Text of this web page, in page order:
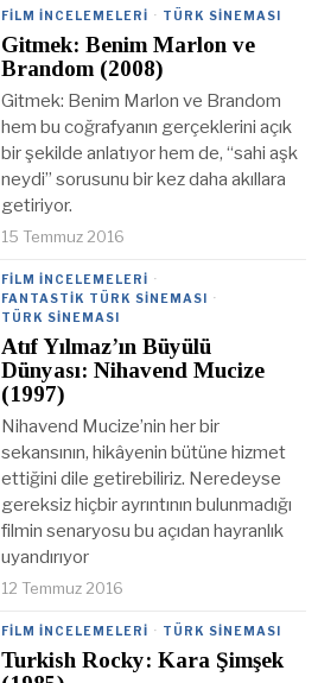
FILM İNCELEMELERI · TÜRK SINEMASI
Gitmek: Benim Marlon ve
Brandom (2008)
Gitmek: Benim Marlon ve Brandom
hem bu coğrafyanın gerçeklerini açık
bir şekilde anlatıyor hem de, “sahi aşk
neydi” sorusunu bir kez daha akıllara
getiriyor.
15 Temmuz 2016
FILM İNCELEMELERI ·
FANTASTIK TÜRK SINEMASI ·
TÜRK SINEMASI
Atıf Yılmaz’ın Büyülü
Dünyası: Nihavend Mucize
(1997)
Nihavend Mucize’nin her bir
sekansının, hikâyenin bütüne hizmet
ettiğini dile getirebiliriz. Neredeyse
gereksiz hiçbir ayrıntının bulunmadığı
filmin senaryosu bu açıdan hayranlık
uyandırıyor
12 Temmuz 2016
FILM İNCELEMELERI · TÜRK SINEMASI
Turkish Rocky: Kara Şimşek